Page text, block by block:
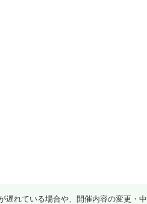
れている場合や、開催内容の変更・